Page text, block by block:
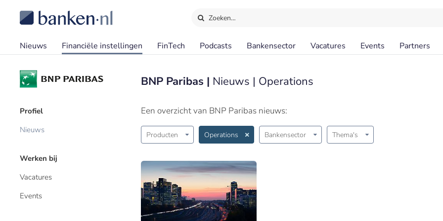
Zoeken…
Nieuws Financiële instellingen FinTech Podcasts Bankensector Vacatures Events Partners
Profiel
Nieuws
Werken bij
Vacatures
Events
BNP Paribas | Nieuws | Operations
Een overzicht van BNP Paribas nieuws:
Producten Operations Bankensector Thema's